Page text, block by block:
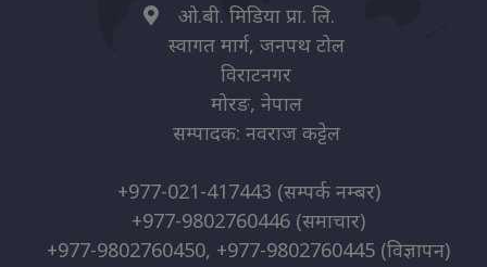
ओ.बी. मिडिया प्रा. लि.
स्वागत मार्ग, जनपथ टोल
विराटनगर
मोरङ, नेपाल
सम्पादक: नवराज कट्टेल
+977-021-417443 (सम्पर्क नम्बर)
+977-9802760446 (समाचार)
+977-9802760450, +977-9802760445 (विज्ञापन)